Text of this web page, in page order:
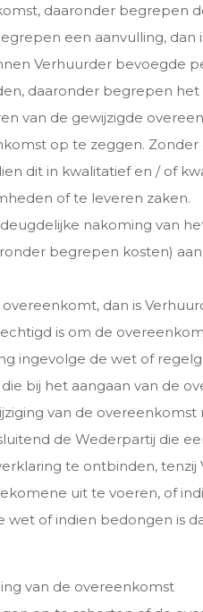
daaronder begrepen
een aanvulling,
Verhuurder bevoegde
daaronder begrepen
van de gewijzigde
op te zeggen.
dit in kwalitatief en / of
of te leveren zaken.
nakoming van
begrepen kosten)
dan is
is om de
ingevolge de wet of
bij het aangaan van de
van de
de Wederpartij die
te ontbinden, tenzij
uit te voeren, of
of indien bedongen is
van de overeenkomst